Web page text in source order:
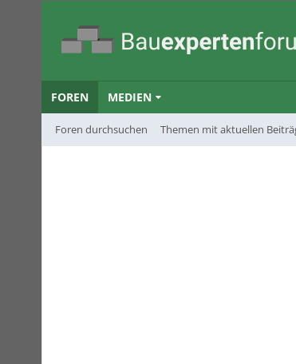
FOREN
Foren durchsuchen Themen mit aktuellen
MEDIEN